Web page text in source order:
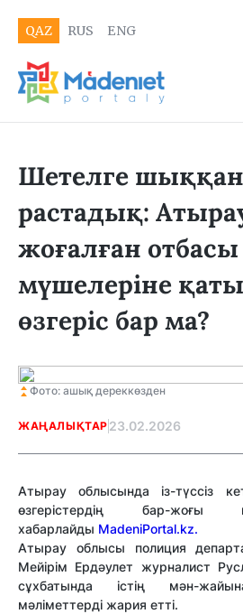
QAZ RUS ENG
Шетелге
растадық:
жоғалған отбасы
мүшелеріне
өзгеріс бар ма?
Фото: ашық дереккөзден
ЖАҢАЛЫҚТАР 23.02.2026
Атырау облысында із-түссіз
өзгерістердің бар-жоғы
хабарлайды MadeniPortal.kz.
Атырау облысы полиция
Мейірім Ердәулет журналист
сұхбатында істің мән-
мәліметтерді жария етті.